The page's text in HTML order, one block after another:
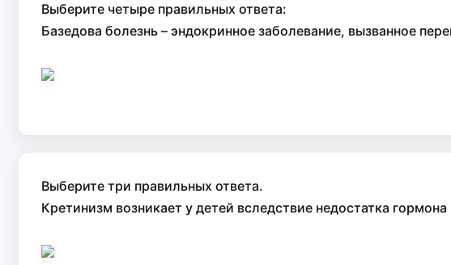
Выберите четыре правильных ответа:
Базедова болезнь – эндокринное заболевание, вызванное
Выберите три правильных ответа.
Кретинизм возникает у детей вследствие недостатка